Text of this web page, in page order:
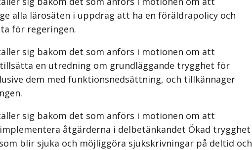
alla lärosäten i uppdrag att ha en föräldrapolicy och
för regeringen.
sig bakom det som anförs i motionen om att
en utredning om grundläggande trygghet för
dem med funktionsnedsättning, och tillkännager
sig bakom det som anförs i motionen om att
åtgärderna i delbetänkandet Ökad trygghet
blir sjuka och möjliggöra sjukskrivningar på deltid och